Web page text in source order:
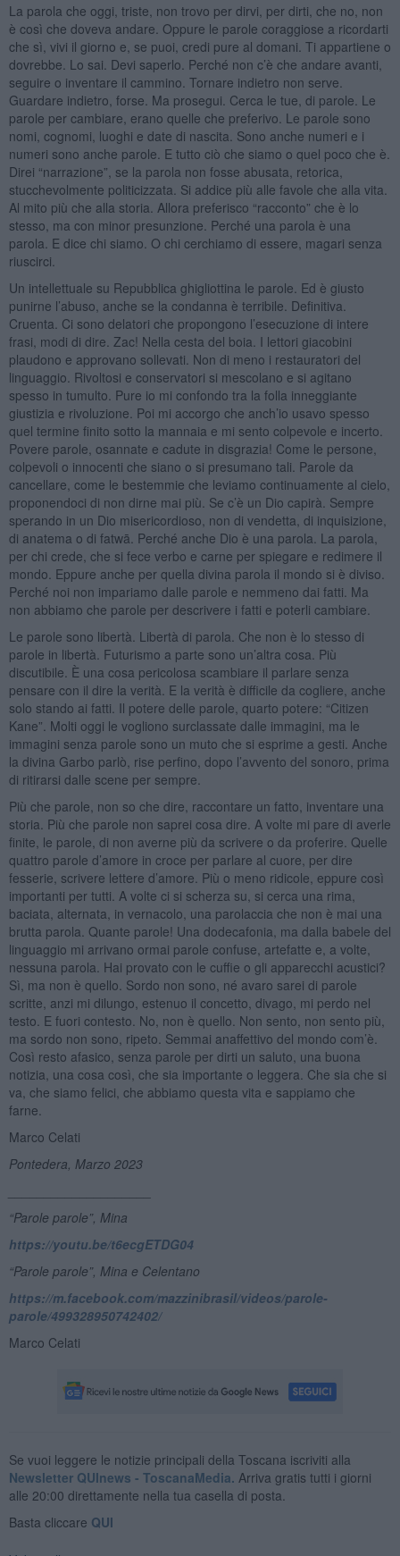
La parola che oggi, triste, non trovo per dirvi, per dirti, che no, non
è così che doveva andare. Oppure le parole coraggiose a ricordarti
che sì, vivi il giorno e, se puoi, credi pure al domani. Ti appartiene o
dovrebbe. Lo sai. Devi saperlo. Perché non c’è che andare avanti,
seguire o inventare il cammino. Tornare indietro non serve.
Guardare indietro, forse. Ma prosegui. Cerca le tue, di parole. Le
parole per cambiare, erano quelle che preferivo. Le parole sono
nomi, cognomi, luoghi e date di nascita. Sono anche numeri e i
numeri sono anche parole. E tutto ciò che siamo o quel poco che è.
Direi “narrazione”, se la parola non fosse abusata, retorica,
stucchevolmente politicizzata. Si addice più alle favole che alla vita.
Al mito più che alla storia. Allora preferisco “racconto” che è lo
stesso, ma con minor presunzione. Perché una parola è una
parola. E dice chi siamo. O chi cerchiamo di essere, magari senza
riuscirci.
Un intellettuale su Repubblica ghigliottina le parole. Ed è giusto
punirne l’abuso, anche se la condanna è terribile. Definitiva.
Cruenta. Ci sono delatori che propongono l’esecuzione di intere
frasi, modi di dire. Zac! Nella cesta del boia. I lettori giacobini
plaudono e approvano sollevati. Non di meno i restauratori del
linguaggio. Rivoltosi e conservatori si mescolano e si agitano
spesso in tumulto. Pure io mi confondo tra la folla inneggiante
giustizia e rivoluzione. Poi mi accorgo che anch’io usavo spesso
quel termine finito sotto la mannaia e mi sento colpevole e incerto.
Povere parole, osannate e cadute in disgrazia! Come le persone,
colpevoli o innocenti che siano o si presumano tali. Parole da
cancellare, come le bestemmie che leviamo continuamente al cielo,
proponendoci di non dirne mai più. Se c’è un Dio capirà. Sempre
sperando in un Dio misericordioso, non di vendetta, di inquisizione,
di anatema o di fatwā. Perché anche Dio è una parola. La parola,
per chi crede, che si fece verbo e carne per spiegare e redimere il
mondo. Eppure anche per quella divina parola il mondo si è diviso.
Perché noi non impariamo dalle parole e nemmeno dai fatti. Ma
non abbiamo che parole per descrivere i fatti e poterli cambiare.
Le parole sono libertà. Libertà di parola. Che non è lo stesso di
parole in libertà. Futurismo a parte sono un’altra cosa. Più
discutibile. È una cosa pericolosa scambiare il parlare senza
pensare con il dire la verità. E la verità è difficile da cogliere, anche
solo stando ai fatti. Il potere delle parole, quarto potere: “Citizen
Kane”. Molti oggi le vogliono surclassate dalle immagini, ma le
immagini senza parole sono un muto che si esprime a gesti. Anche
la divina Garbo parlò, rise perfino, dopo l’avvento del sonoro, prima
di ritirarsi dalle scene per sempre.
Più che parole, non so che dire, raccontare un fatto, inventare una
storia. Più che parole non saprei cosa dire. A volte mi pare di averle
finite, le parole, di non averne più da scrivere o da proferire. Quelle
quattro parole d’amore in croce per parlare al cuore, per dire
fesserie, scrivere lettere d’amore. Più o meno ridicole, eppure così
importanti per tutti. A volte ci si scherza su, si cerca una rima,
baciata, alternata, in vernacolo, una parolaccia che non è mai una
brutta parola. Quante parole! Una dodecafonia, ma dalla babele del
linguaggio mi arrivano ormai parole confuse, artefatte e, a volte,
nessuna parola. Hai provato con le cuffie o gli apparecchi acustici?
Sì, ma non è quello. Sordo non sono, né avaro sarei di parole
scritte, anzi mi dilungo, estenuo il concetto, divago, mi perdo nel
testo. E fuori contesto. No, non è quello. Non sento, non sento più,
ma sordo non sono, ripeto. Semmai anaffettivo del mondo com’è.
Così resto afasico, senza parole per dirti un saluto, una buona
notizia, una cosa così, che sia importante o leggera. Che sia che si
va, che siamo felici, che abbiamo questa vita e sappiamo che
farne.
Marco Celati
Pontedera, Marzo 2023
“Parole parole”, Mina
https://youtu.be/t6ecgETDG04
“Parole parole”, Mina e Celentano
https://m.facebook.com/mazzinibrasil/videos/parole-
parole/499328950742402/
Marco Celati
Se vuoi leggere le notizie principali della Toscana iscriviti alla
Newsletter QUInews - ToscanaMedia. Arriva gratis tutti i giorni
alle 20:00 direttamente nella tua casella di posta.
Basta cliccare QUI